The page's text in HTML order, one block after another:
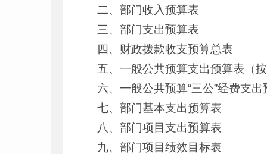
二、部门收入预算表
三、部门支出预算表
四、财政拨款收支预算总表
五、一般公共预算支出预算表（
六、一般公共预算“三公”经费支出
七、部门基本支出预算表
八、部门项目支出预算表
九、部门项目绩效目标表